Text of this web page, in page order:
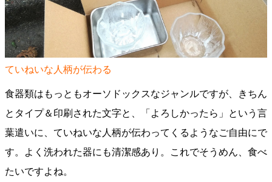
ていねいな人柄が伝わる
食器類はもっともオーソドックスなジャンルですが、きちん
とタイプ＆印刷された文字と、「よろしかったら」という言
葉遣いに、ていねいな人柄が伝わってくるようなご自由にで
す。よく洗われた器にも清潔感あり。これでそうめん、食べ
たいですよね。